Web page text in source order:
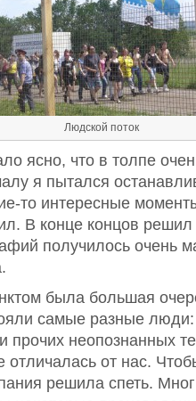
Людской поток
ясно, что в толпе
я пытался
то интересные
В конце концов решил
получилось очень
была большая
самые разные
прочих неопознанных
отличалась от нас.
решила спеть.